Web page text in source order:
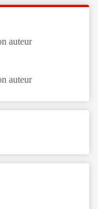
auteur
auteur